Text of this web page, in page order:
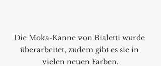
Die Moka-Kanne von Bialetti wurde
überarbeitet, zudem gibt es sie in
vielen neuen Farben.